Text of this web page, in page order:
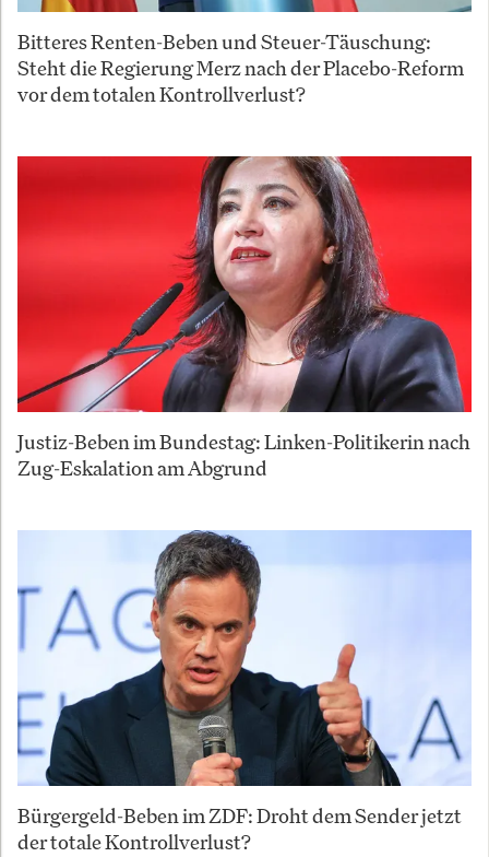
Bitteres Renten-Beben und Steuer-Täuschung:
Steht die Regierung Merz nach der Placebo-Reform
vor dem totalen Kontrollverlust?
Justiz-Beben im Bundestag: Linken-Politikerin nach
Zug-Eskalation am Abgrund
Bürgergeld-Beben im ZDF: Droht dem Sender jetzt
der totale Kontrollverlust?